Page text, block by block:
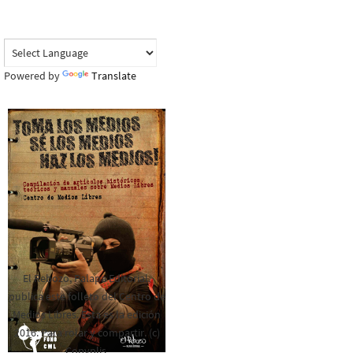
Powered by Translate
El Rebozo, Palapa Editorial,
publica este folleto del Centro de
Medios Libres. Esta es la edición
2016. Para rolar y compartir. (c)